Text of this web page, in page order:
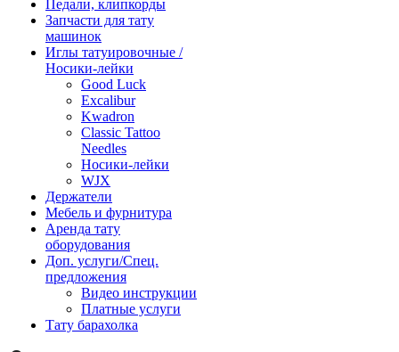
Педали, клипкорды
Запчасти для тату
машинок
Иглы татуировочные /
Носики-лейки
Good Luck
Excalibur
Kwadron
Classic Tattoo
Needles
Носики-лейки
WJX
Держатели
Мебель и фурнитура
Аренда тату
оборудования
Доп. услуги/Спец.
предложения
Видео инструкции
Платные услуги
Тату барахолка